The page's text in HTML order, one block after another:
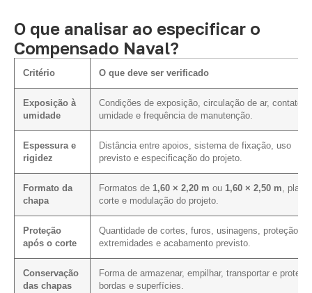
O que analisar ao especificar o
Compensado Naval?
Critério O que deve ser verificado
Exposição à
umidade
Condições de exposição, circulação de ar, contato
umidade e frequência de manutenção.
Espessura e
rigidez
Distância entre apoios, sistema de fixação, uso
previsto e especificação do projeto.
Formato da
chapa
Formatos de 1,60 × 2,20 m ou 1,60 × 2,50 m, plano
corte e modulação do projeto.
Proteção
após o corte
Quantidade de cortes, furos, usinagens, proteção
extremidades e acabamento previsto.
Conservação
das chapas
Forma de armazenar, empilhar, transportar e
bordas e superfícies.